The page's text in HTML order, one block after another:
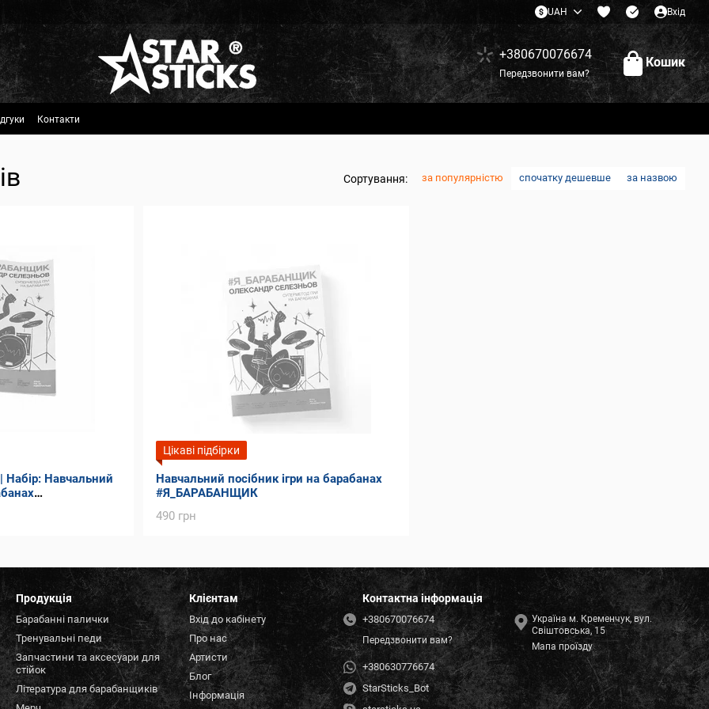
UAH Вхід
+380670076674
Передзвонити вам?
Кошик
Контакти
Сортування: за популярністю спочатку дешевше за назвою
Набір: Навчальний
Цікаві підбірки
Навчальний посібник ігри на барабанах
#Я_БАРАБАНЩИК
490 грн
Продукція
Барабанні палички
Тренувальні педи
Запчастини та аксесуари для
стійок
Література для барабанщиків
Клієнтам
Вхід до кабінету
Про нас
Артисти
Блог
Інформація
Контактна інформація
+380670076674
Передзвонити вам?
+380630776674
StarSticks_Bot
Україна м. Кременчук, вул.
Свіштовська, 15
Мапа проїзду